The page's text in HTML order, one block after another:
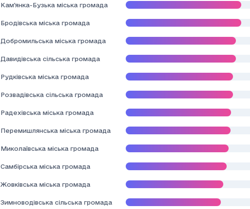
Кам'янка-Бузька міська громада
Бродівська міська громада
Добромильська міська громада
Давидівська сільська громада
Рудківська міська громада
Розвадівська сільська громада
Радехівська міська громада
Перемишлянська міська громада
Миколаївська міська громада
Самбірська міська громада
Жовківська міська громада
Зимноводівська сільська громада